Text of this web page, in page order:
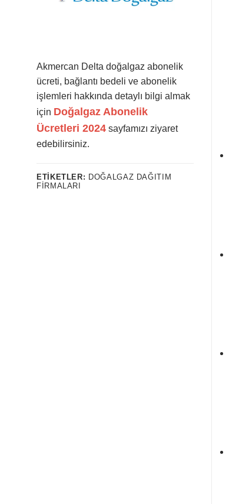
Akmercan Delta doğalgaz abonelik
ücreti, bağlantı bedeli ve abonelik
işlemleri hakkında detaylı bilgi almak
için Doğalgaz Abonelik
Ücretleri 2024 sayfamızı ziyaret
edebilirsiniz.
ETIKETLER: DOĞALGAZ DAĞITIM
FIRMALARI